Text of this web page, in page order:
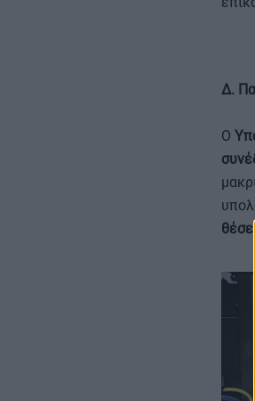
Δ.
Ο